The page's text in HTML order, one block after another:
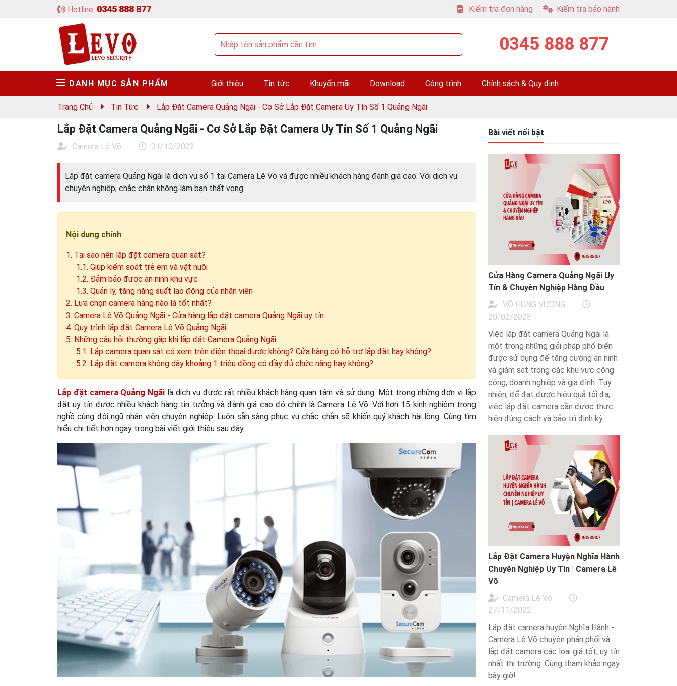
Hotline: 0345 888 877 Kiểm tra đơn hàng Kiểm tra bảo hành
0345 888 877
DANH MỤC SẢN PHẨM Giới thiệu Tin tức Khuyến mãi Download Công trình Chính sách & Quy định
Trang Chủ Tin Tức Lắp Đặt Camera Quảng Ngãi - Cơ Sở Lắp Đặt Camera Uy Tín Số 1 Quảng Ngãi
Lắp Đặt Camera Quảng Ngãi - Cơ Sở Lắp Đặt Camera Uy Tín Số 1 Quảng Ngãi
Camera Lê Võ 31/10/2022
Lắp đặt camera Quảng Ngãi là dịch vụ số 1 tại Camera Lê Võ và được nhiều khách hàng đánh giá cao. Với dịch vụ
chuyên nghiệp, chắc chắn không làm bạn thất vọng.
Nội dung chính
1. Tại sao nên lắp đặt camera quan sát?
1.1. Giúp kiểm soát trẻ em và vật nuôi
1.2. Đảm bảo được an ninh khu vực
1.3. Quản lý, tăng năng suất lao động của nhân viên
2. Lựa chọn camera hãng nào là tốt nhất?
3. Camera Lê Võ Quảng Ngãi - Cửa hàng lắp đặt camera Quảng Ngãi uy tín
4. Quy trình lắp đặt Camera Lê Võ Quảng Ngãi
5. Những câu hỏi thường gặp khi lắp đặt Camera Quảng Ngãi
5.1. Lắp camera quan sát có xem trên điện thoại được không? Cửa hàng có hỗ trợ lắp đặt hay không?
5.2. Lắp đặt camera không dây khoảng 1 triệu đồng có đầy đủ chức năng hay không?
Lắp đặt camera Quảng Ngãi là dịch vụ được rất nhiều khách hàng quan tâm và sử dụng. Một trong những đơn vị lắp
đặt uy tín được nhiều khách hàng tin tưởng và đánh giá cao đó chính là Camera Lê Võ. Với hơn 15 kinh nghiệm trong
nghề cùng đội ngũ nhân viên chuyên nghiệp. Luôn sẵn sàng phục vụ chắc chắn sẽ khiến quý khách hài lòng. Cùng tìm
hiểu chi tiết hơn ngay trong bài viết giới thiệu sau đây.
Bài viết nổi bật
Cửa Hàng Camera Quảng Ngãi Uy
Tín & Chuyên Nghiệp Hàng Đầu
VÕ HÙNG VƯƠNG
20/02/2023
Việc lắp đặt camera Quảng Ngãi là
một trong những giải pháp phổ biến
được sử dụng để tăng cường an ninh
và giám sát trong các khu vực công
cộng, doanh nghiệp và gia đình. Tuy
nhiên, để đạt được hiệu quả tối đa,
việc lắp đặt camera cần được thực
hiện đúng cách và bảo trì định kỳ.
Lắp Đặt Camera Huyện Nghĩa Hành
Chuyên Nghiệp Uy Tín | Camera Lê
Võ
Camera Lê Võ
27/11/2022
Lắp đặt camera huyện Nghĩa Hành -
Camera Lê Võ chuyên phân phối và
lắp đặt camera các loại giá tốt, uy tín
nhất thị trường. Cùng tham khảo ngay
bây giờ!